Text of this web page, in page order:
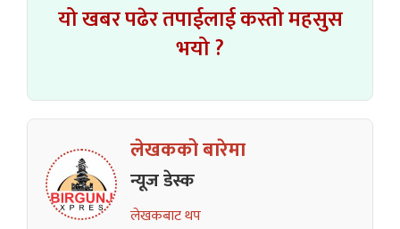
यो खबर पढेर तपाईलाई कस्तो महसुस
भयो ?
लेखकको बारेमा
न्यूज डेस्क
लेखकबाट थप